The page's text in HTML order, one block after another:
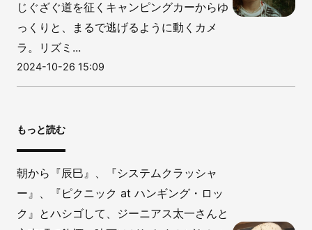
じぐざぐ道を征くキャンピングカーからゆ
っくりと、まるで逃げるように動くカメ
ラ。リズミ...
2024-10-26 15:09
もっと読む
朝から『辰巳』、『システムクラッシャ
ー』、『ピクニック at ハンギング・ロッ
ク』とハシゴして、ジーニアス太一さんと